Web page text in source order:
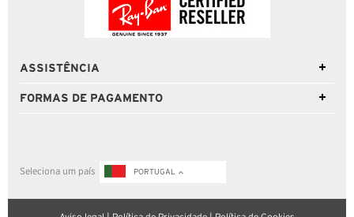
ASSISTÊNCIA
FORMAS DE PAGAMENTO
Seleciona um país PORTUGAL